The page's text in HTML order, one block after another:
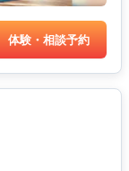
体験・相談予約